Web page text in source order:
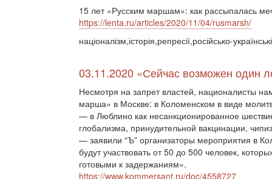
15 лет «Русским маршам»: как рассыпалась
https://lenta.ru/articles/2020/11/04/rusmarsh/
націоналізм,історія,репресії,російсько-
03.11.2020 «Сейчас возможен один
Несмотря на запрет властей, националисты
марша» в Москве: в Коломенском в виде
— в Люблино как несанкционированное
глобализма, принудительной вакцинации,
— заявили “Ъ” организаторы мероприятия в
будут участвовать от 50 до 500 человек,
готовыми к задержаниям».
https://www.kommersant.ru/doc/4558727